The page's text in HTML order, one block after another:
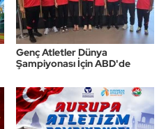
Genç Atletler Dünya
Şampiyonası İçin ABD'de